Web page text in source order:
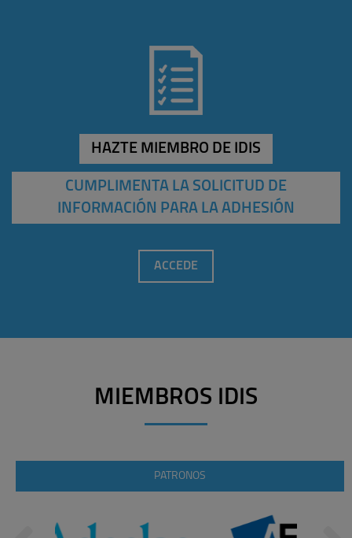
HAZTE MIEMBRO DE IDIS
CUMPLIMENTA LA SOLICITUD DE
INFORMACIÓN PARA LA ADHESIÓN
ACCEDE
MIEMBROS IDIS
PATRONOS